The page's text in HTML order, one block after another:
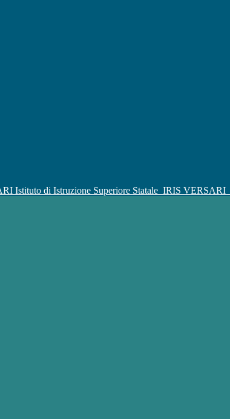
Istituto di Istruzione Superiore Statale IRIS VERSARI